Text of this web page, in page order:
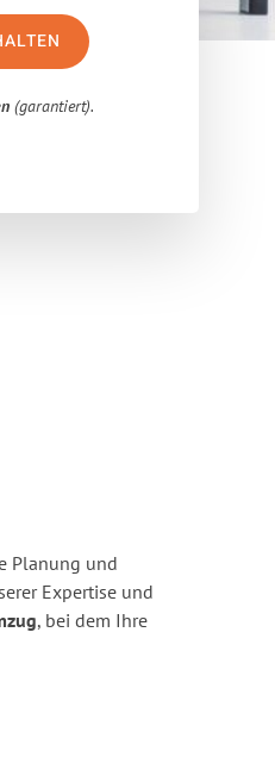
(garantiert).
Planung und
Expertise und
, bei dem Ihre